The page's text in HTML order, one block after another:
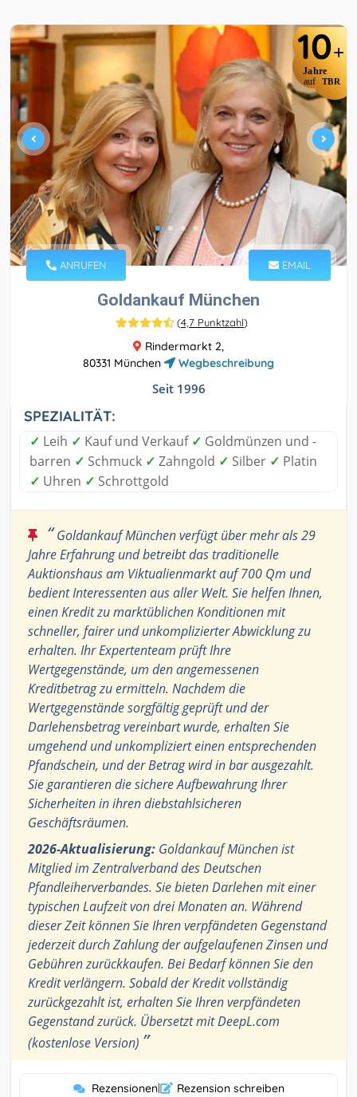
10+
Jahre
auf TBR
ANRUFEN EMAIL
Goldankauf München
(4,7 Punktzahl)
Rindermarkt 2,
80331 München
Wegbeschreibung
Seit 1996
SPEZIALITÄT:
✓ Leih ✓ Kauf und Verkauf ✓ Goldmünzen und -
barren ✓ Schmuck ✓ Zahngold ✓ Silber ✓ Platin
✓ Uhren ✓ Schrottgold
“Goldankauf München verfügt über mehr als 29
Jahre Erfahrung und betreibt das traditionelle
Auktionshaus am Viktualienmarkt auf 700 Qm und
bedient Interessenten aus aller Welt. Sie helfen Ihnen,
einen Kredit zu marktüblichen Konditionen mit
schneller, fairer und unkomplizierter Abwicklung zu
erhalten. Ihr Expertenteam prüft Ihre
Wertgegenstände, um den angemessenen
Kreditbetrag zu ermitteln. Nachdem die
Wertgegenstände sorgfältig geprüft und der
Darlehensbetrag vereinbart wurde, erhalten Sie
umgehend und unkompliziert einen entsprechenden
Pfandschein, und der Betrag wird in bar ausgezahlt.
Sie garantieren die sichere Aufbewahrung Ihrer
Sicherheiten in ihren diebstahlsicheren
Geschäftsräumen.
2026-Aktualisierung: Goldankauf München ist
Mitglied im Zentralverband des Deutschen
Pfandleiherverbandes. Sie bieten Darlehen mit einer
typischen Laufzeit von drei Monaten an. Während
dieser Zeit können Sie Ihren verpfändeten Gegenstand
jederzeit durch Zahlung der aufgelaufenen Zinsen und
Gebühren zurückkaufen. Bei Bedarf können Sie den
Kredit verlängern. Sobald der Kredit vollständig
zurückgezahlt ist, erhalten Sie Ihren verpfändeten
Gegenstand zurück. Übersetzt mit DeepL.com
(kostenlose Version) ”
Rezensionen| Rezension schreiben